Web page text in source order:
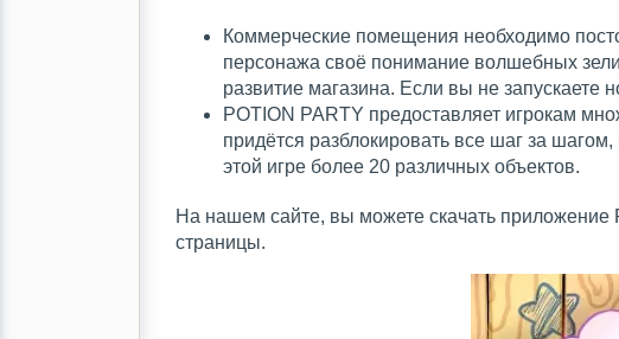
Коммерческие помещения необходимо
персонажа своё понимание волшебных
развитие магазина. Если вы не запускаете
POTION PARTY предоставляет игрокам
придётся разблокировать все шаг за
этой игре более 20 различных объектов.
На нашем сайте, вы можете скачать приложение
страницы.